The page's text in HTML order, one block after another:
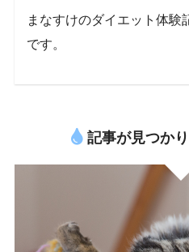
まなすけのダイエット体験
です。
記事が見つか